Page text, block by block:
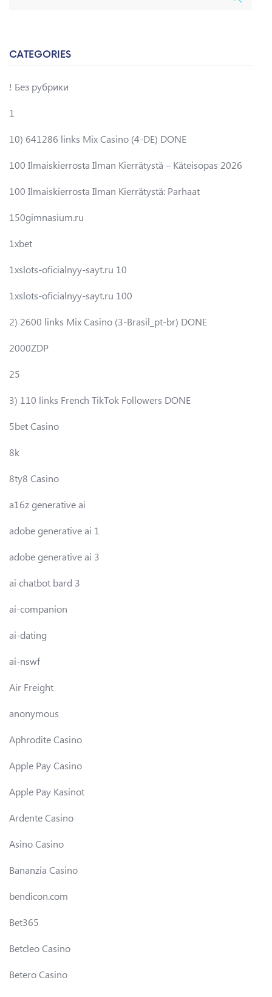
CATEGORIES
! Без рубрики
1
10) 641286 links Mix Casino (4-DE) DONE
100 Ilmaiskierrosta Ilman Kierrätystä – Käteisopas 2026
100 Ilmaiskierrosta Ilman Kierrätystä: Parhaat
150gimnasium.ru
1xbet
1xslots-oficialnyy-sayt.ru 10
1xslots-oficialnyy-sayt.ru 100
2) 2600 links Mix Casino (3-Brasil_pt-br) DONE
2000ZDP
25
3) 110 links French TikTok Followers DONE
5bet Casino
8k
8ty8 Casino
a16z generative ai
adobe generative ai 1
adobe generative ai 3
ai chatbot bard 3
ai-companion
ai-dating
ai-nswf
Air Freight
anonymous
Aphrodite Casino
Apple Pay Casino
Apple Pay Kasinot
Ardente Casino
Asino Casino
Bananzia Casino
bendicon.com
Bet365
Betcleo Casino
Betero Casino